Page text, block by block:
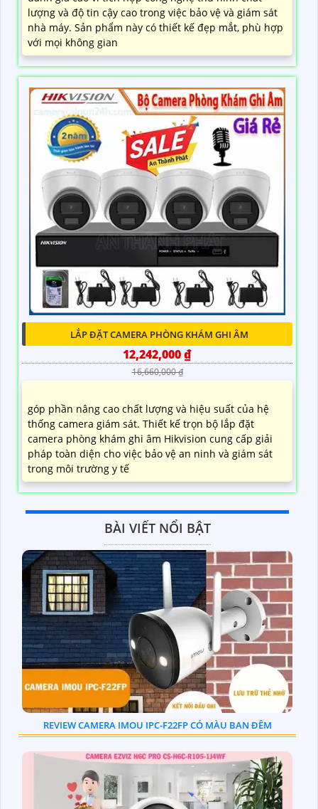
lượng và độ tin cậy cao trong việc bảo vệ và giám sát
nhà máy. Sản phẩm này có thiết kế đẹp mắt, phù hợp
với mọi không gian
LẮP ĐẶT CAMERA PHÒNG KHÁM GHI ÂM
12,242,000 ₫
16,660,000 ₫
góp phần nâng cao chất lượng và hiệu suất của hệ
thống camera giám sát. Thiết kế trọn bộ lắp đặt
camera phòng khám ghi âm Hikvision cung cấp giải
pháp toàn diện cho việc bảo vệ an ninh và giám sát
trong môi trường y tế
BÀI VIẾT NỔI BẬT
REVIEW CAMERA IMOU IPC-F22FP CÓ MÀU BAN ĐÊM